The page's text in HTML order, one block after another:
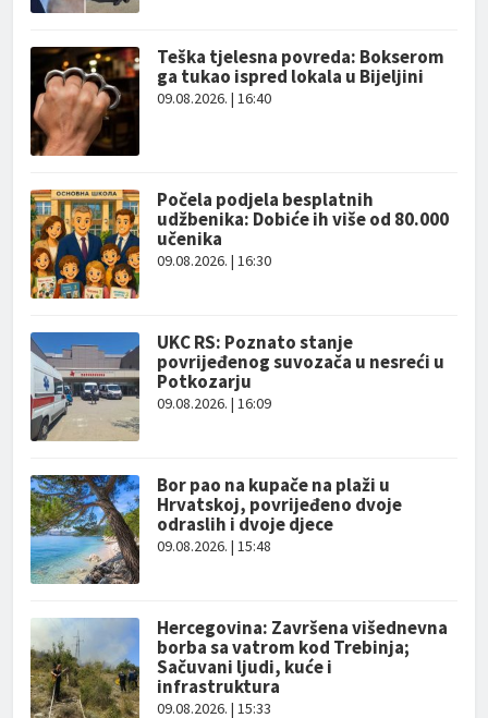
Teška tjelesna povreda: Bokserom
ga tukao ispred lokala u Bijeljini
09.08.2026. | 16:40
Počela podjela besplatnih
udžbenika: Dobiće ih više od 80.000
učenika
09.08.2026. | 16:30
UKC RS: Poznato stanje
povrijeđenog suvozača u nesreći u
Potkozarju
09.08.2026. | 16:09
Bor pao na kupače na plaži u
Hrvatskoj, povrijeđeno dvoje
odraslih i dvoje djece
09.08.2026. | 15:48
Hercegovina: Završena višednevna
borba sa vatrom kod Trebinja;
Sačuvani ljudi, kuće i
infrastruktura
09.08.2026. | 15:33